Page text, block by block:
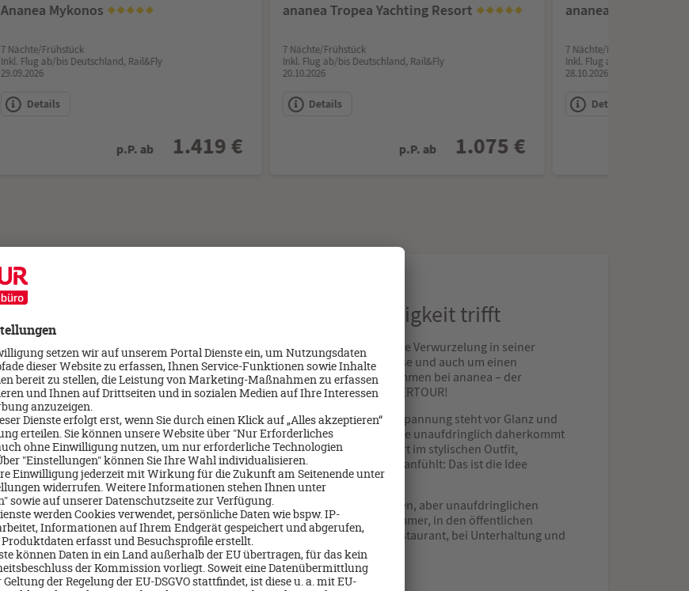
Ananea Mykonos
7 Nächte/Frühstück
Inkl. Flug ab/bis Deutschland, Rail&Fly
29.09.2026
Details
p.P. ab 1.419 €
ananea Tropea Yachting Resort
7 Nächte/Frühstück
Inkl. Flug ab/bis Deutschland, Rail&Fly
20.10.2026
Details
p.P. ab 1.075 €
ananea Kleopatra
7 Nächte/Halbpension
Inkl. Flug ab/bis
28.10.2026
Details
Wo Lifestyle auf Leichtigkeit trifft
Es klingt stylisch und steht doch für tiefe Verwurzelung in seiner
jeweiligen Heimat. Es geht um Raffinesse und auch um einen
entspannten Lebensrhythmus. Willkommen bei ananea – der
modernen Lifestyle-Hotelmarke von DERTOUR!
Weniger ist oft mehr. Komfort und Entspannung steht vor Glanz und
Gloria. ananea legt Wert auf Eleganz, die unaufdringlich daherkommt
– ebenslow glamour!Lässige Lebensart im stylischen Outfit,
entspannter Komfort, der sich familiär anfühlt: Das ist die Idee
von ananea.
Das zeigt sich zum Beispiel im herzlichen, aber unaufdringlichen
Service vor und bei der Ankunft, im Zimmer, in den öffentlichen
Hotelbereichen, beim Sport und im Restaurant, bei Unterhaltung und
bei der Abreise.